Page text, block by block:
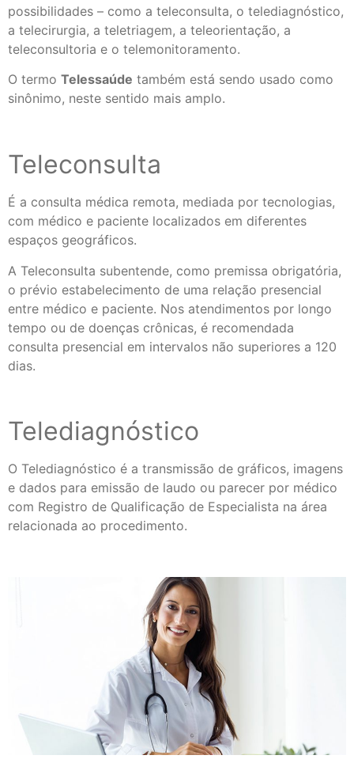
possibilidades – como a teleconsulta, o telediagnóstico,
a telecirurgia, a teletriagem, a teleorientação, a
teleconsultoria e o telemonitoramento.
O termo Telessaúde também está sendo usado como
sinônimo, neste sentido mais amplo.
Teleconsulta
É a consulta médica remota, mediada por tecnologias,
com médico e paciente localizados em diferentes
espaços geográficos.
A Teleconsulta subentende, como premissa obrigatória,
o prévio estabelecimento de uma relação presencial
entre médico e paciente. Nos atendimentos por longo
tempo ou de doenças crônicas, é recomendada
consulta presencial em intervalos não superiores a 120
dias.
Telediagnóstico
O Telediagnóstico é a transmissão de gráficos, imagens
e dados para emissão de laudo ou parecer por médico
com Registro de Qualificação de Especialista na área
relacionada ao procedimento.